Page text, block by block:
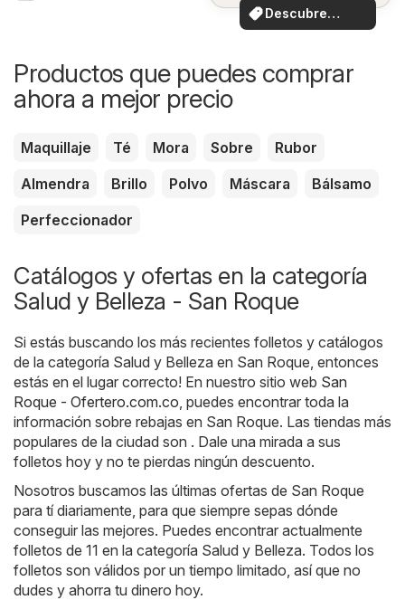
Descubre
ofertas
Productos que puedes comprar
ahora a mejor precio
Maquillaje Té Mora Sobre
Rubor
Almendra
Brillo Polvo Máscara
Bálsamo
Perfeccionador
Catálogos y ofertas en la categoría
Salud y Belleza - San Roque
Si estás buscando los más recientes folletos y catálogos
de la categoría Salud y Belleza en San Roque, entonces
estás en el lugar correcto! En nuestro sitio web San
Roque - Ofertero.com.co , puedes encontrar toda la
información sobre rebajas en San Roque. Las tiendas más
populares de la ciudad son . Dale una mirada a sus
folletos hoy y no te pierdas ningún descuento.
Nosotros buscamos las últimas ofertas de San Roque
para tí diariamente, para que siempre sepas dónde
conseguir las mejores. Puedes encontrar actualmente
folletos de 11 en la categoría Salud y Belleza. Todos los
folletos son válidos por un tiempo limitado, así que no
dudes y ahorra tu dinero hoy.